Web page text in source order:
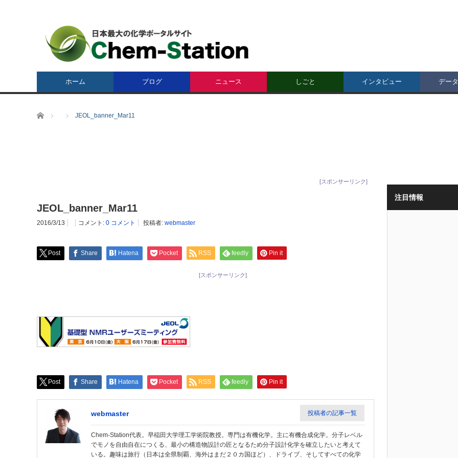
ホーム ブログ ニュース しごと インタビュー デー
ホーム JEOL_banner_Mar11
[スポンサーリンク]
JEOL_banner_Mar11
2016/3/13 コメント: 0 コメント 投稿者: webmaster
Post Share Hatena Pocket RSS feedly Pin it
[スポンサーリンク]
Post Share Hatena Pocket RSS feedly Pin it
webmaster 投稿者の記事一覧
Chem-Station代表。早稲田大学理工学術院教授。専門は有機化学。主に有機合成化学。分子レベル
でモノを自由自在につくる、最小の構造物設計の匠となるため分子設計化学を確立したいと考えて
いる。趣味は旅行（日本は全県制覇、海外はまだ２０カ国ほど）、ドライブ、そしてすべての化学
注目情報